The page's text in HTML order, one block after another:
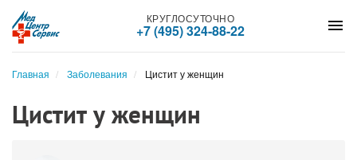
menu
КРУГЛОСУТОЧНО
+7 (495) 324-88-22
Главная Заболевания Цистит у женщин
Цистит у женщин